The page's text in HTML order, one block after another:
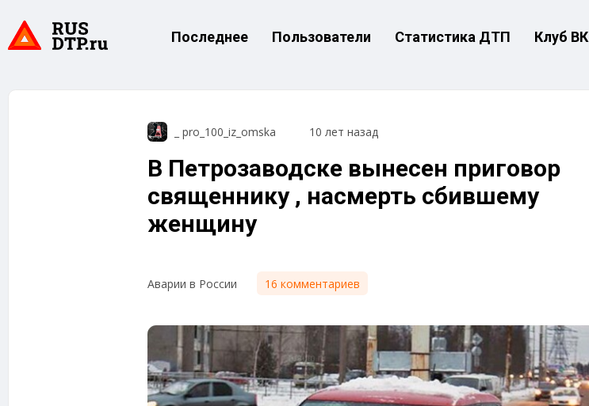
Последнее Пользователи Статистика ДТП Клуб ВК
_ pro_100_iz_omska 10 лет назад
В Петрозаводске вынесен приговор
священнику , насмерть сбившему
женщину
Аварии в России 16 комментариев